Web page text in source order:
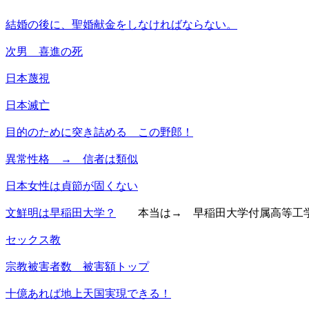
結婚の後に、聖婚献金をしなければならない。
次男 喜進の死
日本蔑視
日本滅亡
目的のために突き詰める この野郎！
異常性格 → 信者は類似
日本女性は貞節が固くない
文鮮明は早稲田大学？ 本当は→ 早稲田大学付属高等工
セックス教
宗教被害者数 被害額トップ
十億あれば地上天国実現できる！